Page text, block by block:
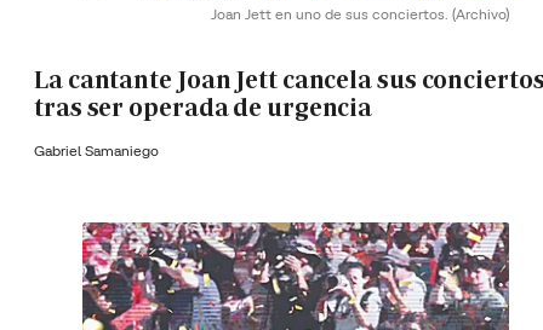
Joan Jett en uno de sus conciertos. (Archivo)
La cantante Joan Jett cancela sus
tras ser operada de urgencia
Gabriel Samaniego